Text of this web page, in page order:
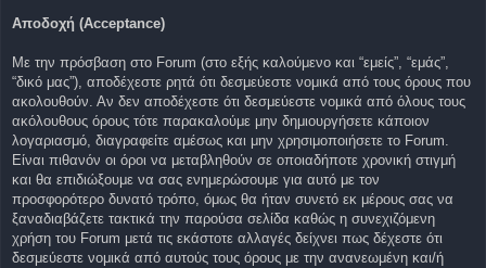
Αποδοχή (Acceptance)
Με την πρόσβαση στο Forum (στο εξής καλούμενο και “εμείς”, “εμάς”,
“δικό μας”), αποδέχεστε ρητά ότι δεσμεύεστε νομικά από τους όρους που
ακολουθούν. Αν δεν αποδέχεστε ότι δεσμεύεστε νομικά από όλους τους
ακόλουθους όρους τότε παρακαλούμε μην δημιουργήσετε κάποιον
λογαριασμό, διαγραφείτε αμέσως και μην χρησιμοποιήσετε το Forum.
Είναι πιθανόν οι όροι να μεταβληθούν σε οποιαδήποτε χρονική στιγμή
και θα επιδιώξουμε να σας ενημερώσουμε για αυτό με τον
προσφορότερο δυνατό τρόπο, όμως θα ήταν συνετό εκ μέρους σας να
ξαναδιαβάζετε τακτικά την παρούσα σελίδα καθώς η συνεχιζόμενη
χρήση του Forum μετά τις εκάστοτε αλλαγές δείχνει πως δέχεστε ότι
δεσμεύεστε νομικά από αυτούς τους όρους με την ανανεωμένη και/ή